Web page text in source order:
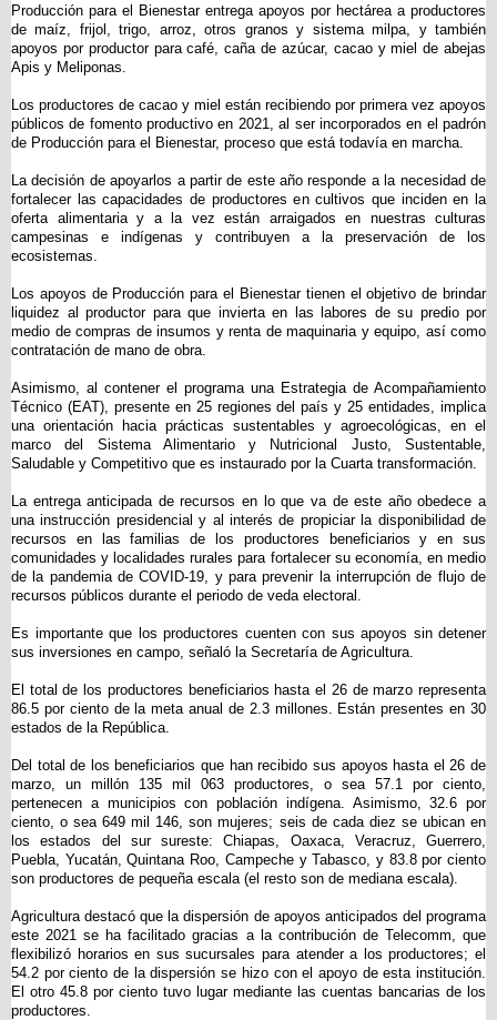
Producción para el Bienestar entrega apoyos por hectárea a productores
de maíz, frijol, trigo, arroz, otros granos y sistema milpa, y también
apoyos por productor para café, caña de azúcar, cacao y miel de abejas
Apis y Meliponas.
Los productores de cacao y miel están recibiendo por primera vez apoyos
públicos de fomento productivo en 2021, al ser incorporados en el padrón
de Producción para el Bienestar, proceso que está todavía en marcha.
La decisión de apoyarlos a partir de este año responde a la necesidad de
fortalecer las capacidades de productores en cultivos que inciden en la
oferta alimentaria y a la vez están arraigados en nuestras culturas
campesinas e indígenas y contribuyen a la preservación de los
ecosistemas.
Los apoyos de Producción para el Bienestar tienen el objetivo de brindar
liquidez al productor para que invierta en las labores de su predio por
medio de compras de insumos y renta de maquinaria y equipo, así como
contratación de mano de obra.
Asimismo, al contener el programa una Estrategia de Acompañamiento
Técnico (EAT), presente en 25 regiones del país y 25 entidades, implica
una orientación hacia prácticas sustentables y agroecológicas, en el
marco del Sistema Alimentario y Nutricional Justo, Sustentable,
Saludable y Competitivo que es instaurado por la Cuarta transformación.
La entrega anticipada de recursos en lo que va de este año obedece a
una instrucción presidencial y al interés de propiciar la disponibilidad de
recursos en las familias de los productores beneficiarios y en sus
comunidades y localidades rurales para fortalecer su economía, en medio
de la pandemia de COVID-19, y para prevenir la interrupción de flujo de
recursos públicos durante el periodo de veda electoral.
Es importante que los productores cuenten con sus apoyos sin detener
sus inversiones en campo, señaló la Secretaría de Agricultura.
El total de los productores beneficiarios hasta el 26 de marzo representa
86.5 por ciento de la meta anual de 2.3 millones. Están presentes en 30
estados de la República.
Del total de los beneficiarios que han recibido sus apoyos hasta el 26 de
marzo, un millón 135 mil 063 productores, o sea 57.1 por ciento,
pertenecen a municipios con población indígena. Asimismo, 32.6 por
ciento, o sea 649 mil 146, son mujeres; seis de cada diez se ubican en
los estados del sur sureste: Chiapas, Oaxaca, Veracruz, Guerrero,
Puebla, Yucatán, Quintana Roo, Campeche y Tabasco, y 83.8 por ciento
son productores de pequeña escala (el resto son de mediana escala).
Agricultura destacó que la dispersión de apoyos anticipados del programa
este 2021 se ha facilitado gracias a la contribución de Telecomm, que
flexibilizó horarios en sus sucursales para atender a los productores; el
54.2 por ciento de la dispersión se hizo con el apoyo de esta institución.
El otro 45.8 por ciento tuvo lugar mediante las cuentas bancarias de los
productores.